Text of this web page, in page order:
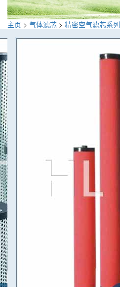
主页 > 气体滤芯 > 精密空气滤芯系列